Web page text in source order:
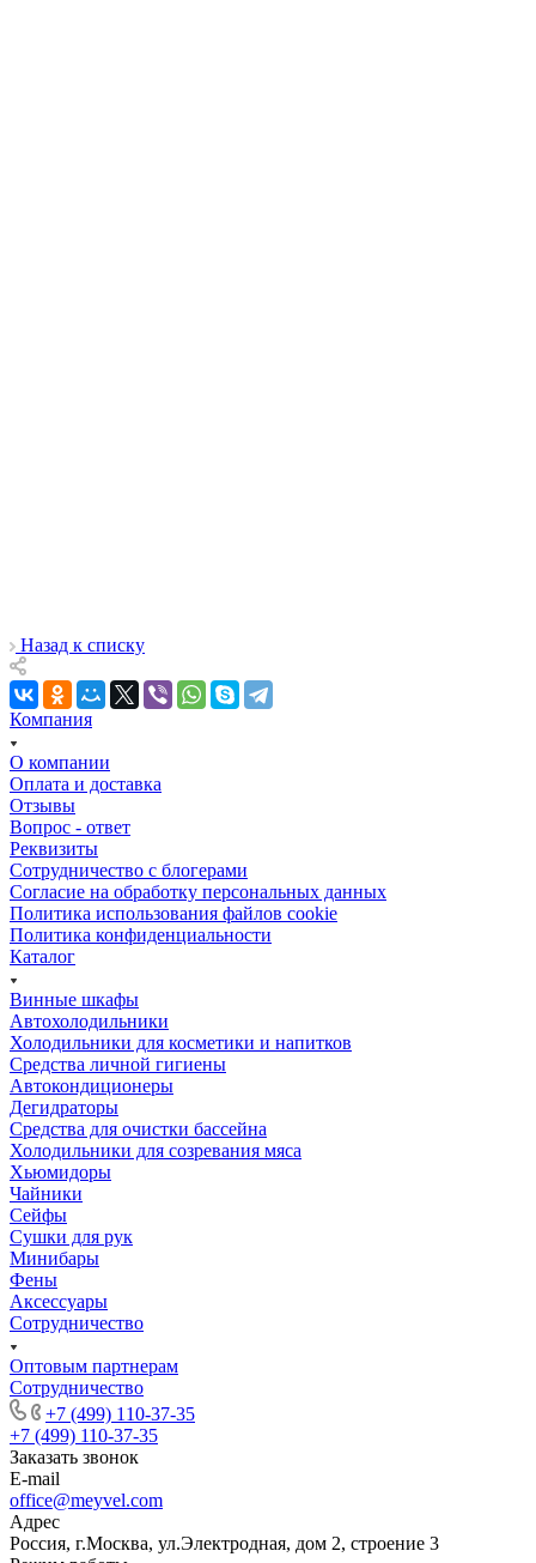
Назад к списку
Компания
О компании
Оплата и доставка
Отзывы
Вопрос - ответ
Реквизиты
Сотрудничество с блогерами
Согласие на обработку персональных данных
Политика использования файлов cookie
Политика конфиденциальности
Каталог
Винные шкафы
Автохолодильники
Холодильники для косметики и напитков
Cредства личной гигиены
Автокондиционеры
Дегидраторы
Средства для очистки бассейна
Холодильники для созревания мяса
Хьюмидоры
Чайники
Сейфы
Сушки для рук
Минибары
Фены
Аксессуары
Сотрудничество
Оптовым партнерам
Сотрудничество
+7 (499) 110-37-35
+7 (499) 110-37-35
Заказать звонок
E-mail
office@meyvel.com
Адрес
Россия, г.Москва, ул.Электродная, дом 2, строение 3